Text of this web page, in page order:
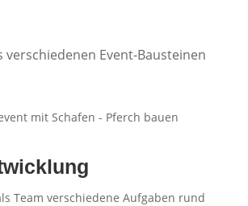
verschiedenen Event-Bausteinen
Team verschiedene Aufgaben rund